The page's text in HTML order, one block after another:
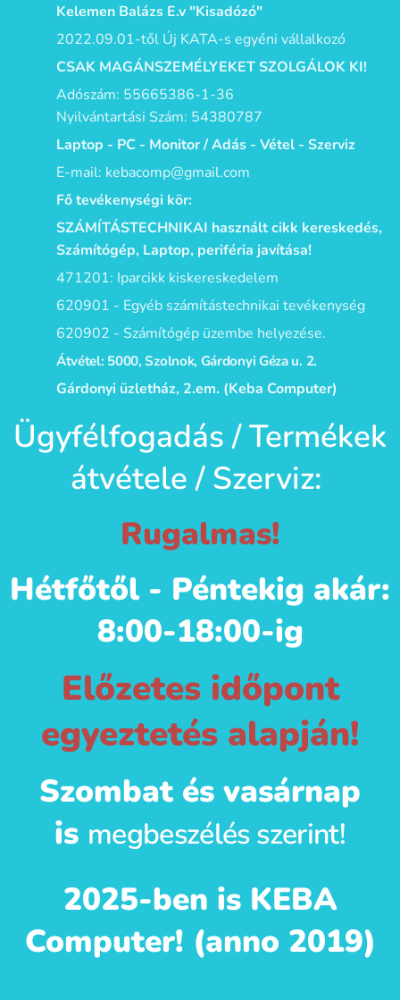
Kelemen Balázs E.v "Kisadózó"
2022.09.01-től Új KATA-s egyéni vállalkozó
CSAK MAGÁNSZEMÉLYEKET SZOLGÁLOK KI!
Adószám: 55665386-1-36
Nyilvántartási Szám: 54380787
Laptop - PC - Monitor / Adás - Vétel - Szerviz
E-mail: kebacomp@gmail.com
Fő tevékenységi kör:
SZÁMÍTÁSTECHNIKAI használt cikk kereskedés,
Számítógép, Laptop, periféria javítása!
471201: Iparcikk kiskereskedelem
620901 - Egyéb számítástechnikai tevékenység
620902 - Számítógép üzembe helyezése.
Átvétel: 5000, Szolnok, Gárdonyi Géza u. 2.
Gárdonyi üzletház, 2.em. (Keba Computer)
Ügyfélfogadás / Termékek
átvétele / Szerviz:
Rugalmas!
Hétfőtől - Péntekig akár:
8:00-18:00-ig
Előzetes időpont
egyeztetés alapján!
Szombat és vasárnap
is megbeszélés szerint!
2025-ben is KEBA
Computer! (anno 2019)